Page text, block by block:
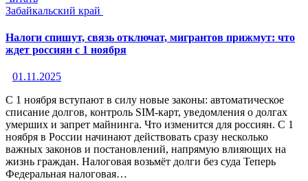
Забайкальский край
Налоги спишут, связь отключат, мигрантов прижмут: что
ждет россиян с 1 ноября
01.11.2025
С 1 ноября вступают в силу новые законы: автоматическое
списание долгов, контроль SIM-карт, уведомления о долгах
умерших и запрет майнинга. Что изменится для россиян. С 1
ноября в России начинают действовать сразу несколько
важных законов и постановлений, напрямую влияющих на
жизнь граждан. Налоговая возьмёт долги без суда Теперь
Федеральная налоговая…